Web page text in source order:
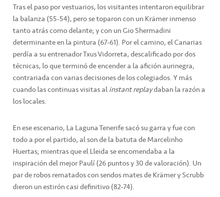
Tras el paso por vestuarios, los visitantes intentaron equilibrar
la balanza (55-54), pero se toparon con un Krämer inmenso
tanto atrás como delante; y con un Gio Shermadini
determinante en la pintura (67-61). Por el camino, el Canarias
perdía a su entrenador Txus Vidorreta, descalificado por dos
técnicas, lo que terminó de encender a la afición aurinegra,
contrariada con varias decisiones de los colegiados. Y más
cuando las continuas visitas alinstant replaydaban la razón a
los locales.
En ese escenario, La Laguna Tenerife sacó su garra y fue con
todo a por el partido, al son de la batuta de Marcelinho
Huertas; mientras que el Lleida se encomendaba a la
inspiración del mejor Paulí (26 puntos y 30 de valoración). Un
par de robos rematados con sendos mates de Krämer y Scrubb
dieron un estirón casi definitivo (82-74).